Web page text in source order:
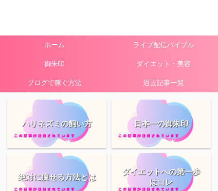
ホーム ライブ配信バイブル
御朱印 ダイエット・美容
ブログで稼ぐ方法 過去記事一覧
ハリネズミの飼い方 日本一の御朱印
絶対に痩せる方法とは
ダイエットへの第一歩
はコレ